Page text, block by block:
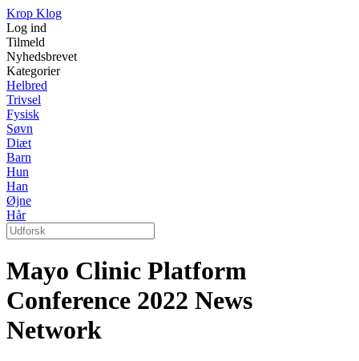
Krop Klog
Log ind
Tilmeld
Nyhedsbrevet
Kategorier
Helbred
Trivsel
Fysisk
Søvn
Diæt
Barn
Hun
Han
Øjne
Hår
Mayo Clinic Platform
Conference 2022 News
Network